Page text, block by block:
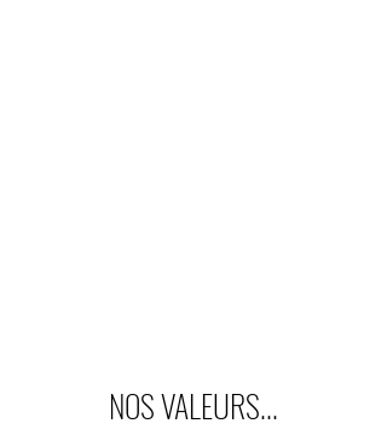
NOS VALEURS...